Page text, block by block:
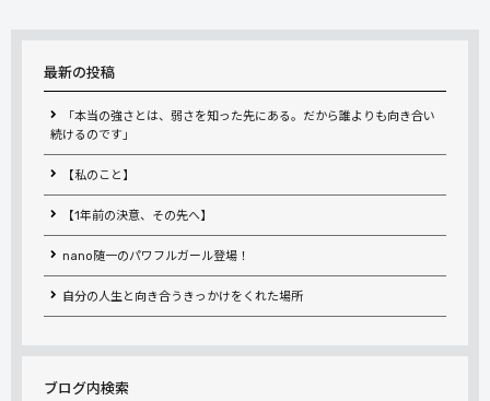
最新の投稿
「本当の強さとは、弱さを知った先にある。だから誰よりも向き合い
続けるのです」
【私のこと】
【1年前の決意、その先へ】
nano随一のパワフルガール登場！
自分の人生と向き合うきっかけをくれた場所
ブログ内検索